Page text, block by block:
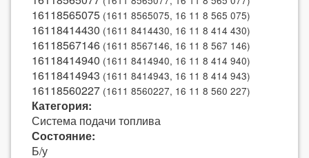
16118565075 (1611 8565075, 16 11 8 565 075)
16118414430 (1611 8414430, 16 11 8 414 430)
16118567146 (1611 8567146, 16 11 8 567 146)
16118414940 (1611 8414940, 16 11 8 414 940)
16118414943 (1611 8414943, 16 11 8 414 943)
16118560227 (1611 8560227, 16 11 8 560 227)
Категория:
Система подачи топлива
Состояние:
Б/у